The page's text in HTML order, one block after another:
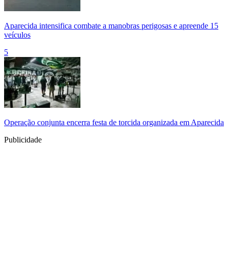
Aparecida intensifica combate a manobras perigosas e apreende 15
veículos
5
Operação conjunta encerra festa de torcida organizada em Aparecida
Publicidade